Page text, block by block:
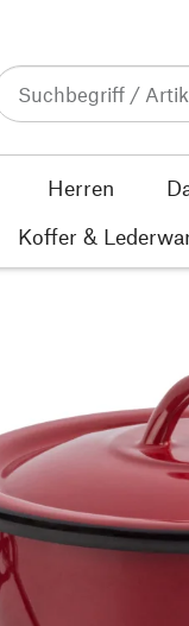
Herren
Koffer &